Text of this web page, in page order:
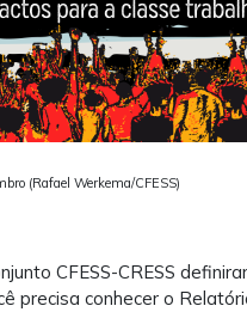
(Rafael Werkema/CFESS)
CFESS-CRESS
precisa conhecer o